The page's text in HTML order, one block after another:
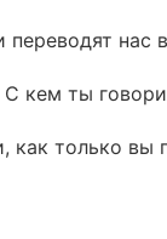
нас
кем ты
как только вы